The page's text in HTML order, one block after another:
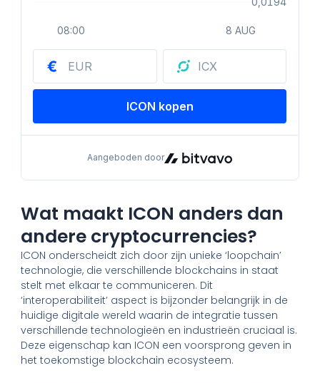
Wat maakt ICON anders dan
andere cryptocurrencies?
ICON onderscheidt zich door zijn unieke ‘loopchain’
technologie, die verschillende blockchains in staat
stelt met elkaar te communiceren. Dit
‘interoperabiliteit’ aspect is bijzonder belangrijk in de
huidige digitale wereld waarin de integratie tussen
verschillende technologieën en industrieën cruciaal is.
Deze eigenschap kan ICON een voorsprong geven in
het toekomstige blockchain ecosysteem.